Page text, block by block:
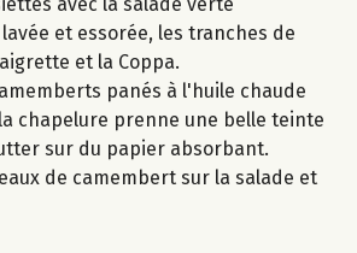
avec la salade verte
et essorée, les tranches de
et la Coppa.
panés à l'huile chaude
chapelure prenne une belle teinte
sur du papier absorbant.
de camembert sur la salade et